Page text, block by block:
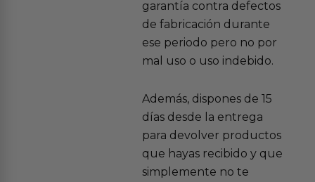
garantía contra defectos
de fabricación durante
ese periodo pero no por
mal uso o uso indebido.
Además, dispones de 15
días desde la entrega
para devolver productos
que hayas recibido y que
simplemente no te